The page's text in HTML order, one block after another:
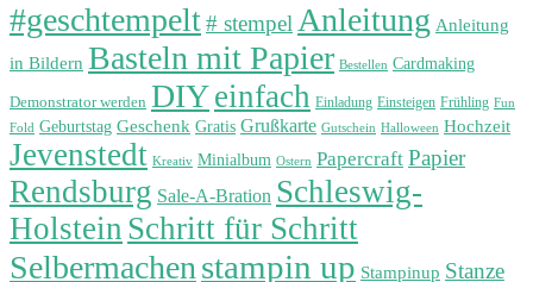
#geschtempelt# stempelAnleitung Anleitung
in Bildern Basteln mit Papier Bestellen Cardmaking
Demonstrator werden DIYeinfach Einladung Einsteigen Frühling Fun
Fold Geburtstag Geschenk Gratis Grußkarte Gutschein Halloween Hochzeit
Jevenstedt Kreativ Minialbum Ostern Papercraft Papier
Rendsburg Sale-A-Bration Schleswig-
Holstein Schritt für Schritt
Selbermachenstampin up Stampinup Stanze